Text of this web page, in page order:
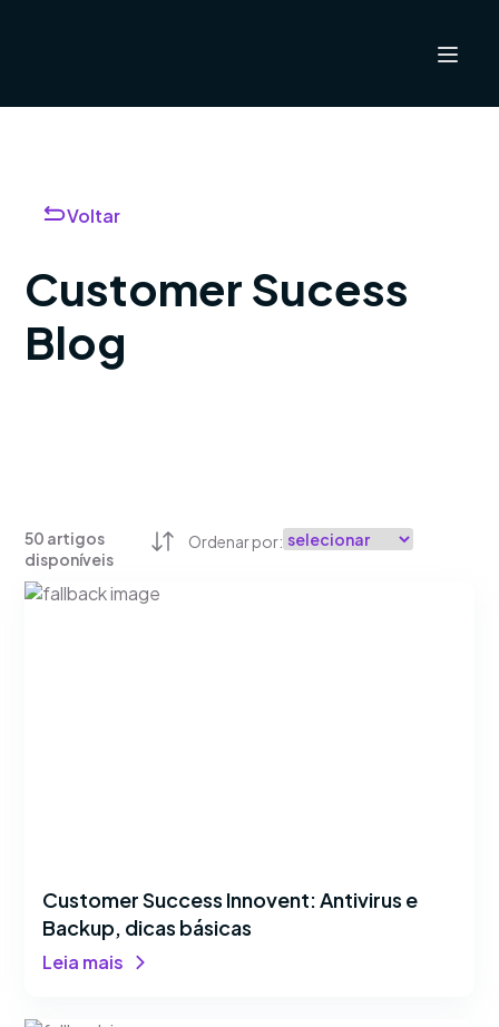
Customer Sucess
Blog
Voltar
50 artigos
disponíveis
Ordenar por:
Customer Success Innovent: Antivirus e
Backup, dicas básicas
Leia mais